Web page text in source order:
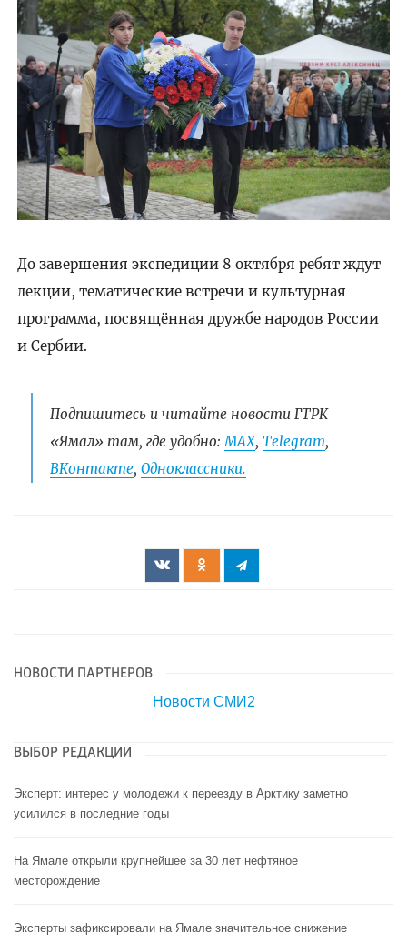
До завершения экспедиции 8 октября ребят ждут
лекции, тематические встречи и культурная
программа, посвящённая дружбе народов России
и Сербии.
Подпишитесь и читайте новости ГТРК
«Ямал» там, где удобно:МАХ, Telegram,
ВКонтакте, Одноклассники.
НОВОСТИ ПАРТНЕРОВ
Новости СМИ2
ВЫБОР РЕДАКЦИИ
Эксперт: интерес у молодежи к переезду в Арктику заметно
усилился в последние годы
На Ямале открыли крупнейшее за 30 лет нефтяное
месторождение
Эксперты зафиксировали на Ямале значительное снижение